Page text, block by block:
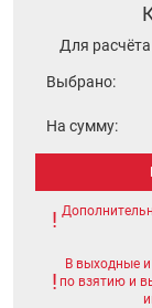
Для
Выбрано:
На сумму:
В выходные
по взятию и